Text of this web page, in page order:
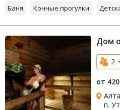
Баня Конные прогулки
Дом
2
от
п.